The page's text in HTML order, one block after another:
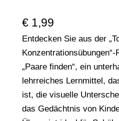
€1,99
Entdecken Sie aus der
Konzentrationsübungen“-
„Paare finden“, ein
lehrreiches Lernmittel,
ist, die visuelle
das Gedächtnis von